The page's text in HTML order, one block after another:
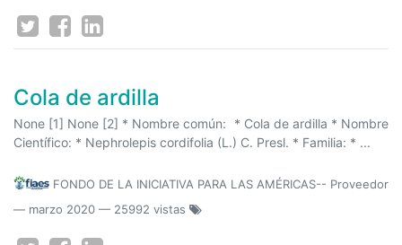
Cola de ardilla
None [1] None [2] * Nombre común: * Cola de ardilla * Nombre
Científico: * Nephrolepis cordifolia (L.) C. Presl. * Familia: * ...
FONDO DE LA INICIATIVA PARA LAS AMÉRICAS-- Proveedor
— marzo 2020 — 25992 vistas